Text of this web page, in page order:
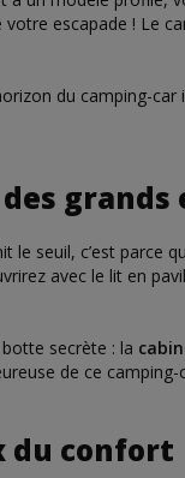
escapade ! Le
du camping-car
grands
seuil, c’est parce
avec le lit en
secrète : la
de ce camping-
du confort